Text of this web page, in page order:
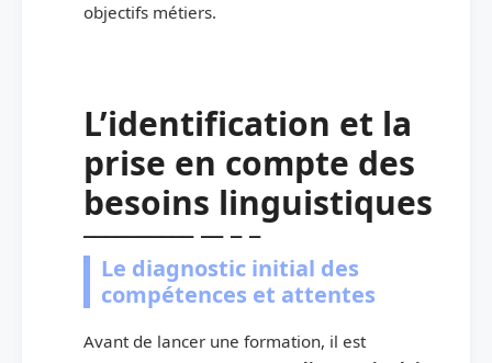
objectifs métiers.
L’identification et la
prise en compte des
besoins linguistiques
Le diagnostic initial des
compétences et attentes
Avant de lancer une formation, il est